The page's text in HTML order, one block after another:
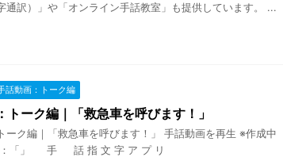
通訳）」や「オンライン手話教室」も提供しています。 ...
話動画：トーク編
トーク編｜「救急車を呼びます！」
ーク編｜「救急車を呼びます！」 手話動画を再生 ※作成中
：「」 手 話 指 文 字 ア プ リ